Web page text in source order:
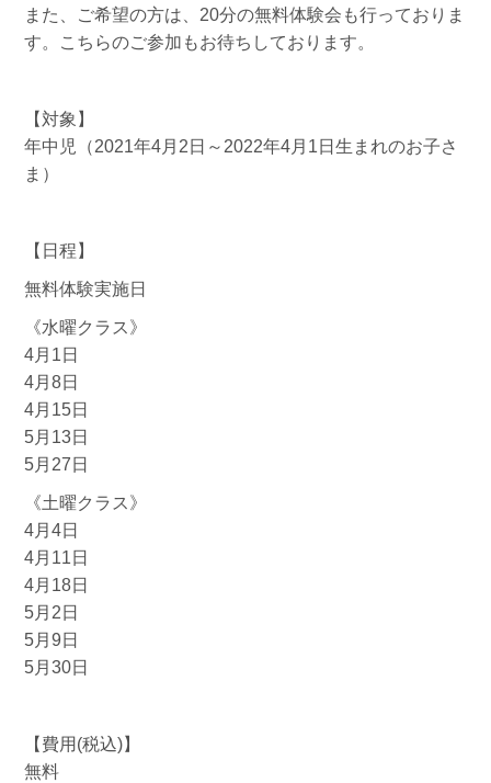
また、ご希望の方は、20分の無料体験会も行っておりま
す。こちらのご参加もお待ちしております。
【対象】
年中児（2021年4月2日～2022年4月1日生まれのお子さ
ま）
【日程】
無料体験実施日
《水曜クラス》
4月1日
4月8日
4月15日
5月13日
5月27日
《土曜クラス》
4月4日
4月11日
4月18日
5月2日
5月9日
5月30日
【費用(税込)】
無料